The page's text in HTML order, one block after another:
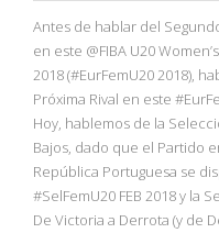
Antes de hablar del
en este @FIBA U20
2018 (#EurFemU20 2018),
Próxima Rival en este
Hoy, hablemos de la
Bajos, dado que el Partido
República Portuguesa se
#SelFemU20 FEB 2018 y la
De Victoria a Derrota (y de